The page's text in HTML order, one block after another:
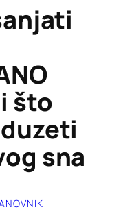
što
sna